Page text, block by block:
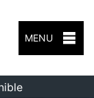
MENU